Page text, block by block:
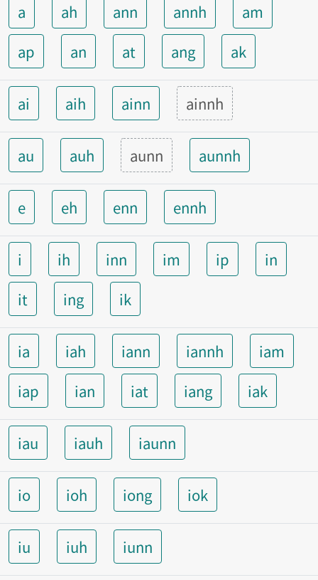
a ah ann annh
am
ap
an at ang ak
ai aih ainn ainnh
au auh aunn aunnh
e eh enn ennh
i ih inn im ip
in
it
ing ik
ia iah iann iannh
iam
iap
ian iat iang iak
iau iauh iaunn
io ioh iong iok
iu iuh iunn